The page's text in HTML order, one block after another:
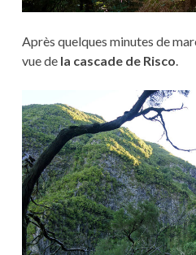
Après quelques minutes de
vue de la cascade de Risco.